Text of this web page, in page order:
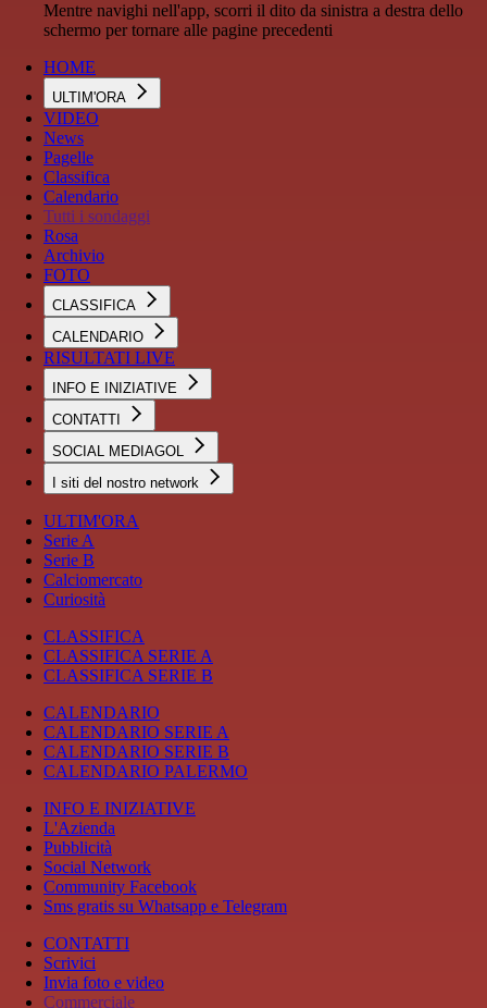
Mentre navighi nell'app, scorri il dito da sinistra a destra dello
schermo per tornare alle pagine precedenti
HOME
ULTIM'ORA
VIDEO
News
Pagelle
Classifica
Calendario
Tutti i sondaggi
Rosa
Archivio
FOTO
CLASSIFICA
CALENDARIO
RISULTATI LIVE
INFO E INIZIATIVE
CONTATTI
SOCIAL MEDIAGOL
I siti del nostro network
ULTIM'ORA
Serie A
Serie B
Calciomercato
Curiosità
CLASSIFICA
CLASSIFICA SERIE A
CLASSIFICA SERIE B
CALENDARIO
CALENDARIO SERIE A
CALENDARIO SERIE B
CALENDARIO PALERMO
INFO E INIZIATIVE
L'Azienda
Pubblicità
Social Network
Community Facebook
Sms gratis su Whatsapp e Telegram
CONTATTI
Scrivici
Invia foto e video
Commerciale